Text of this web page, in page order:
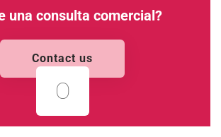
una consulta comercial?
Contact us
O